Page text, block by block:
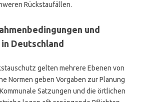
Rückstaufällen.
und
Deutschland
gelten mehrere Ebenen von
Normen geben Vorgaben zur Planung
Satzungen und die örtlichen